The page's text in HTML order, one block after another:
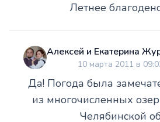
Летнее
Алексей и Екатерина
10 марта 2011 в
Да! Погода была
из многочисленных
Челябинской